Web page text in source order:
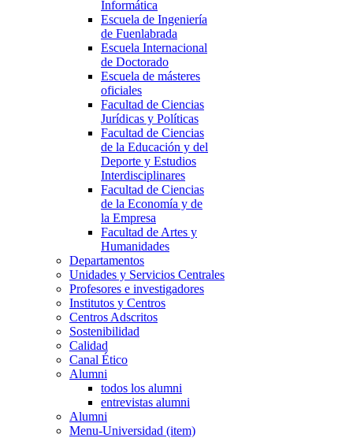
Informática
Escuela de Ingeniería
de Fuenlabrada
Escuela Internacional
de Doctorado
Escuela de másteres
oficiales
Facultad de Ciencias
Jurídicas y Políticas
Facultad de Ciencias
de la Educación y del
Deporte y Estudios
Interdisciplinares
Facultad de Ciencias
de la Economía y de
la Empresa
Facultad de Artes y
Humanidades
Departamentos
Unidades y Servicios Centrales
Profesores e investigadores
Institutos y Centros
Centros Adscritos
Sostenibilidad
Calidad
Canal Ético
Alumni
todos los alumni
entrevistas alumni
Alumni
Menu-Universidad (item)